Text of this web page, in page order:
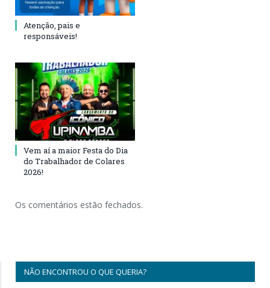
Atenção, pais e
responsáveis!
Vem aí a maior Festa do Dia
do Trabalhador de Colares
2026!
Os comentários estão fechados.
NÃO ENCONTROU O QUE QUERIA?